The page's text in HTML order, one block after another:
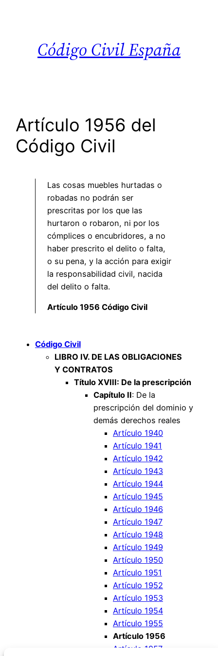
Código Civil España
Artículo 1956 del
Código Civil
Las cosas muebles hurtadas o
robadas no podrán ser
prescritas por los que las
hurtaron o robaron, ni por los
cómplices o encubridores, a no
haber prescrito el delito o falta,
o su pena, y la acción para exigir
la responsabilidad civil, nacida
del delito o falta.
Artículo 1956 Código Civil
Código Civil
LIBRO IV. DE LAS OBLIGACIONES
Y CONTRATOS
Título XVIII: De la prescripción
Capítulo II: De la
prescripción del dominio y
demás derechos reales
Artículo 1940
Artículo 1941
Artículo 1942
Artículo 1943
Artículo 1944
Artículo 1945
Artículo 1946
Artículo 1947
Artículo 1948
Artículo 1949
Artículo 1950
Artículo 1951
Artículo 1952
Artículo 1953
Artículo 1954
Artículo 1955
Artículo 1956
Artículo 1957